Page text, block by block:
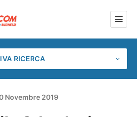
RICERCA
Novembre 2019